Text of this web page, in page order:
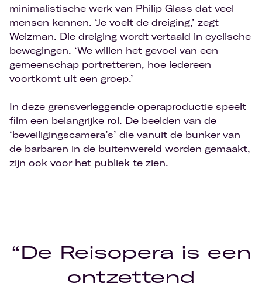
minimalistische werk van Philip Glass dat veel
mensen kennen. ‘Je voelt de dreiging,’ zegt
Weizman. Die dreiging wordt vertaald in cyclische
bewegingen. ‘We willen het gevoel van een
gemeenschap portretteren, hoe iedereen
voortkomt uit een groep.’
In deze grensverleggende operaproductie speelt
film een belangrijke rol. De beelden van de
‘beveiligingscamera’s’ die vanuit de bunker van
de barbaren in de buitenwereld worden gemaakt,
zijn ook voor het publiek te zien.
“De Reisopera is een
ontzettend